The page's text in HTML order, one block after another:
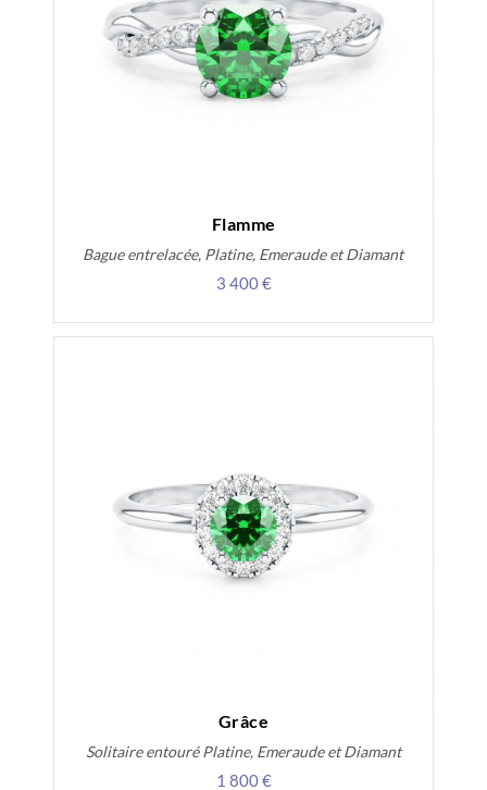
Flamme
Bague entrelacée, Platine, Emeraude et Diamant
3 400 €
Grâce
Solitaire entouré Platine, Emeraude et Diamant
1 800 €